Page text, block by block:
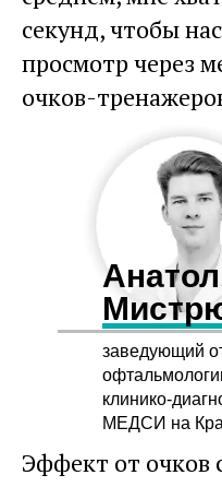
секунд, чтобы
просмотр через
очков-
заведующий
клинико-
МЕДСИ на
Эффект от очков